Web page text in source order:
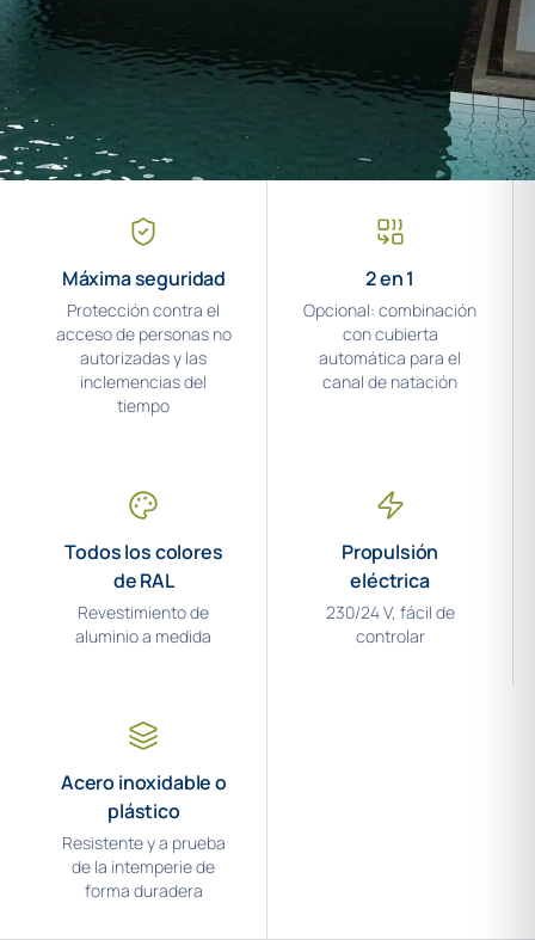
Máxima seguridad
Protección contra el
acceso de personas no
autorizadas y las
inclemencias del
tiempo
2 en 1
Opcional: combinación
con cubierta
automática para el
canal de natación
Todos los colores
de RAL
Revestimiento de
aluminio a medida
Propulsión
eléctrica
230/24 V, fácil de
controlar
Acero inoxidable o
plástico
Resistente y a prueba
de la intemperie de
forma duradera